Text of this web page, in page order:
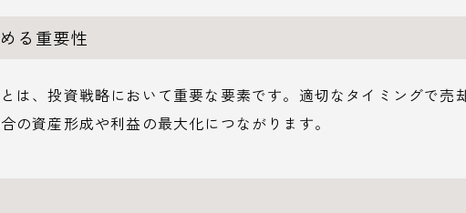
る重要性
は、投資戦略において重要な要素です。適切なタイミングで売
の資産形成や利益の最大化につながります。